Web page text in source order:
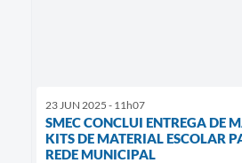
23 JUN 2025 - 11h07
SMEC CONCLUI ENTREGA DE
KITS DE MATERIAL ESCOLAR
REDE MUNICIPAL